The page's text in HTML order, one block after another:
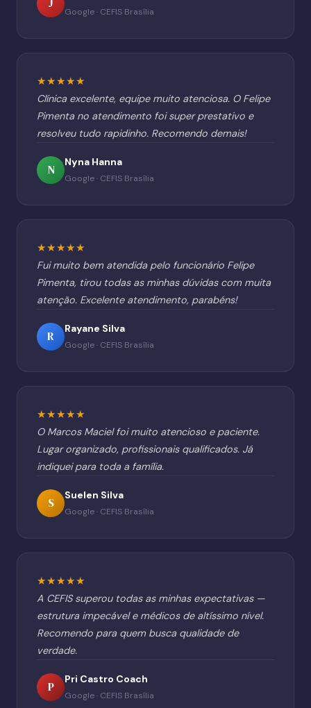
J
Google · CEFIS Brasília
★★★★★
Clínica excelente, equipe muito atenciosa. O Felipe
Pimenta no atendimento foi super prestativo e
resolveu tudo rapidinho. Recomendo demais!
N Nyna Hanna
Google · CEFIS Brasília
★★★★★
Fui muito bem atendida pelo funcionário Felipe
Pimenta, tirou todas as minhas dúvidas com muita
atenção. Excelente atendimento, parabéns!
R Rayane Silva
Google · CEFIS Brasília
★★★★★
O Marcos Maciel foi muito atencioso e paciente.
Lugar organizado, profissionais qualificados. Já
indiquei para toda a família.
S Suelen Silva
Google · CEFIS Brasília
★★★★★
A CEFIS superou todas as minhas expectativas —
estrutura impecável e médicos de altíssimo nível.
Recomendo para quem busca qualidade de
verdade.
P Pri Castro Coach
Google · CEFIS Brasília